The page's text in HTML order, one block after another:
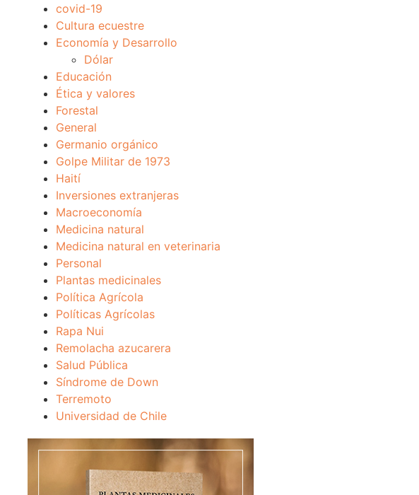
covid-19
Cultura ecuestre
Economía y Desarrollo
Dólar
Educación
Ética y valores
Forestal
General
Germanio orgánico
Golpe Militar de 1973
Haití
Inversiones extranjeras
Macroeconomía
Medicina natural
Medicina natural en veterinaria
Personal
Plantas medicinales
Política Agrícola
Políticas Agrícolas
Rapa Nui
Remolacha azucarera
Salud Pública
Síndrome de Down
Terremoto
Universidad de Chile